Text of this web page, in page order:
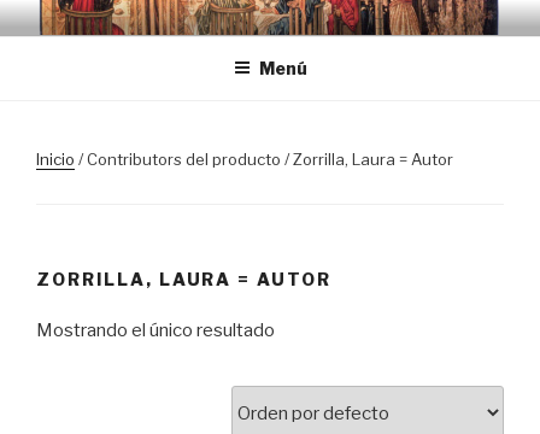
Saltar
al
Menú
Inicio / Contributors del producto / Zorrilla, Laura = Autor
ZORRILLA, LAURA = AUTOR
Mostrando el único resultado